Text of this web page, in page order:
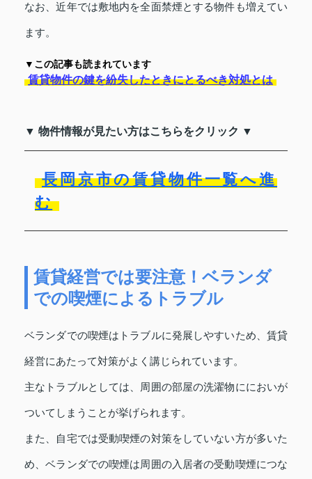
なお、近年では敷地内を全面禁煙とする物件も増えてい
ます。
▼この記事も読まれています
賃貸物件の鍵を紛失したときにとるべき対処とは
▼ 物件情報が見たい方はこちらをクリック ▼
長岡京市の賃貸物件一覧へ進
む
賃貸経営では要注意！ベランダ
での喫煙によるトラブル
ベランダでの喫煙はトラブルに発展しやすいため、賃貸
経営にあたって対策がよく講じられています。
主なトラブルとしては、周囲の部屋の洗濯物ににおいが
ついてしまうことが挙げられます。
また、自宅では受動喫煙の対策をしていない方が多いた
め、ベランダでの喫煙は周囲の入居者の受動喫煙につな